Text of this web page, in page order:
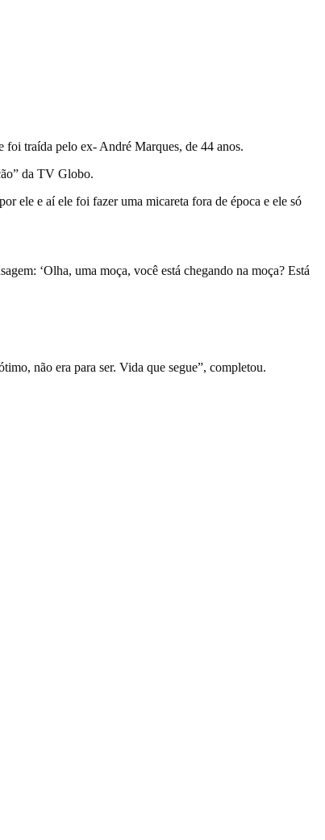
foi traída pelo ex- André Marques, de 44 anos.
da TV Globo.
ele e aí ele foi fazer uma micareta fora de época e ele só
‘Olha, uma moça, você está chegando na moça? Está
não era para ser. Vida que segue”, completou.